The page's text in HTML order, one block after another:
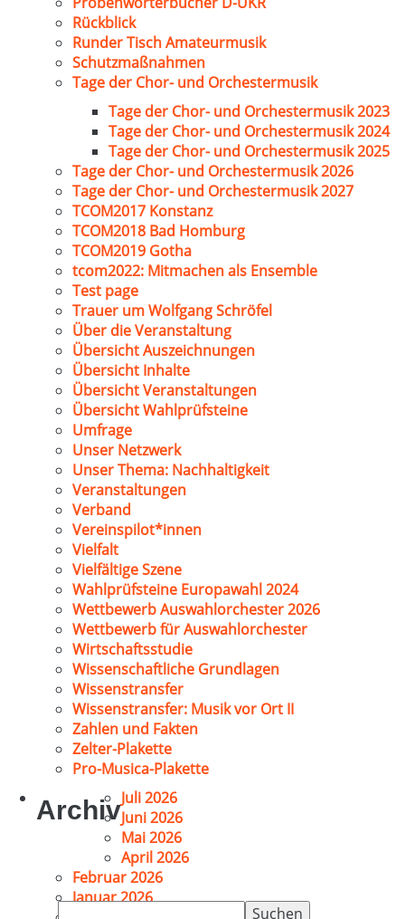
Rückblick
Runder Tisch Amateurmusik
Schutzmaßnahmen
Tage der Chor- und Orchestermusik
Tage der Chor- und Orchestermusik 2023
Tage der Chor- und Orchestermusik 2024
Tage der Chor- und Orchestermusik 2025
Tage der Chor- und Orchestermusik 2026
Tage der Chor- und Orchestermusik 2027
TCOM2017 Konstanz
TCOM2018 Bad Homburg
TCOM2019 Gotha
tcom2022: Mitmachen als Ensemble
Test page
Trauer um Wolfgang Schröfel
Über die Veranstaltung
Übersicht Auszeichnungen
Übersicht Inhalte
Übersicht Veranstaltungen
Übersicht Wahlprüfsteine
Umfrage
Unser Netzwerk
Unser Thema: Nachhaltigkeit
Veranstaltungen
Verband
Vereinspilot*innen
Vielfalt
Vielfältige Szene
Wahlprüfsteine Europawahl 2024
Wettbewerb Auswahlorchester 2026
Wettbewerb für Auswahlorchester
Wirtschaftsstudie
Wissenschaftliche Grundlagen
Wissenstransfer
Wissenstransfer: Musik vor Ort II
Zahlen und Fakten
Zelter-Plakette
Pro-Musica-Plakette
ArchivJuli 2026
Juni 2026
Mai 2026
April 2026
Februar 2026
Januar 2026